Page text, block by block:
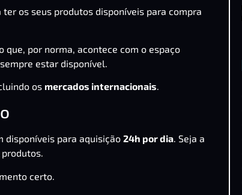
os seus produtos disponíveis para compra
por norma, acontece com o espaço
estar disponível.
os mercados internacionais.
disponíveis para aquisição 24h por dia. Seja a
certo.